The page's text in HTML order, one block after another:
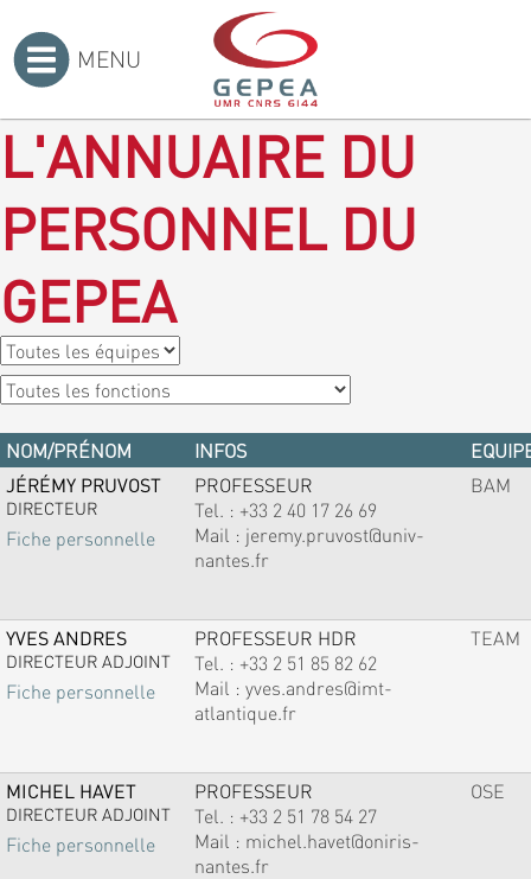
MENU
L'ANNUAIRE DU
PERSONNEL DU
GEPEA
NOM/PRÉNOM INFOS
JÉRÉMY PRUVOST
DIRECTEUR
Fiche personnelle
PROFESSEUR
Tel. : +33 2 40 17 26 69
Mail : jeremy.pruvost@univ-
nantes.fr
BAM
YVES ANDRES
DIRECTEUR ADJOINT
Fiche personnelle
PROFESSEUR HDR
Tel. : +33 2 51 85 82 62
Mail : yves.andres@imt-
atlantique.fr
TEAM
MICHEL HAVET
DIRECTEUR ADJOINT
Fiche personnelle
PROFESSEUR
Tel. : +33 2 51 78 54 27
Mail : michel.havet@oniris-
nantes.fr
OSE